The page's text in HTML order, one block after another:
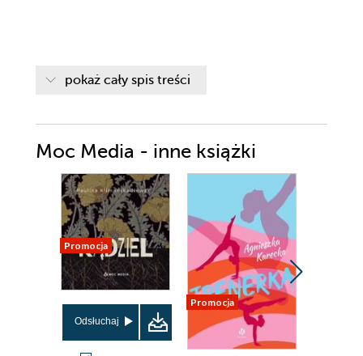
pokaż cały spis treści
Moc Media - inne książki
Promocja
Odsłuchaj
Promocja